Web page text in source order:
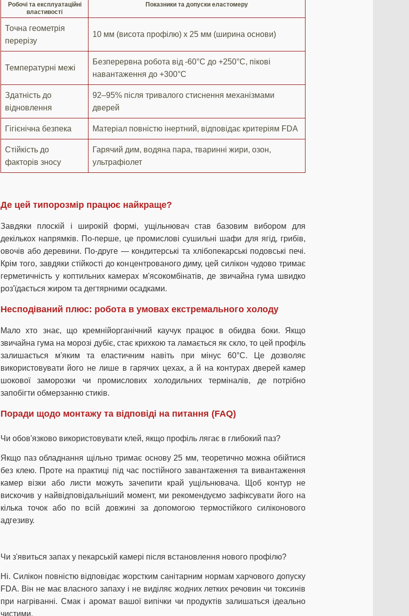
Робочі та експлуатаційні
властивості
Показники та допуски еластомеру
Точна геометрія
перерізу
10 мм (висота профілю) х 25 мм (ширина основи)
Температурні межі
Безперервна робота від -60°C до +250°C, пікові
навантаження до +300°C
Здатність до
відновлення
92–95% після тривалого стиснення механізмами
дверей
Гігієнічна безпека Матеріал повністю інертний, відповідає критеріям FDA
Стійкість до
факторів зносу
Гарячий дим, водяна пара, тваринні жири, озон,
ультрафіолет
Де цей типорозмір працює найкраще?
Завдяки плоскій і широкій формі, ущільнювач став базовим вибором для
декількох напрямків. По-перше, це промислові сушильні шафи для ягід, грибів,
овочів або деревини. По-друге — кондитерські та хлібопекарські подовські печі.
Крім того, завдяки стійкості до концентрованого диму, цей силікон чудово тримає
герметичність у коптильних камерах м'ясокомбінатів, де звичайна гума швидко
роз'їдається жиром та дегтярними осадками.
Несподіваний плюс: робота в умовах екстремального холоду
Мало хто знає, що кремнійорганічний каучук працює в обидва боки. Якщо
звичайна гума на морозі дубіє, стає крихкою та ламається як скло, то цей профіль
залишається м'яким та еластичним навіть при мінус 60°C. Це дозволяє
використовувати його не лише в гарячих цехах, а й на контурах дверей камер
шокової заморозки чи промислових холодильних терміналів, де потрібно
запобігти обмерзанню стиків.
Поради щодо монтажу та відповіді на питання (FAQ)
Чи обов'язково використовувати клей, якщо профіль лягає в глибокий паз?
Якщо паз обладнання щільно тримає основу 25 мм, теоретично можна обійтися
без клею. Проте на практиці під час постійного завантаження та вивантаження
камер візки або листи можуть зачепити край ущільнювача. Щоб контур не
вискочив у найвідповідальніший момент, ми рекомендуємо зафіксувати його на
кілька точок або по всій довжині за допомогою термостійкого силіконового
адгезиву.
Чи з'явиться запах у пекарській камері після встановлення нового профілю?
Ні. Силікон повністю відповідає жорстким санітарним нормам харчового допуску
FDA. Він не має власного запаху і не виділяє жодних летких речовин чи токсинів
при нагріванні. Смак і аромат вашої випічки чи продуктів залишаться ідеально
чистими.